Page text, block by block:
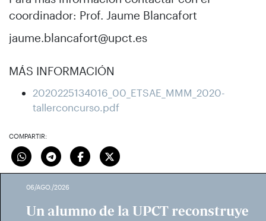
coordinador: Prof. Jaume Blancafort
jaume.blancafort@upct.es
MÁS INFORMACIÓN
2020225134016_00_ETSAE_MMM_2020-
tallerconcurso.pdf
COMPARTIR:
06/AGO./2026
Un alumno de la UPCT reconstruye